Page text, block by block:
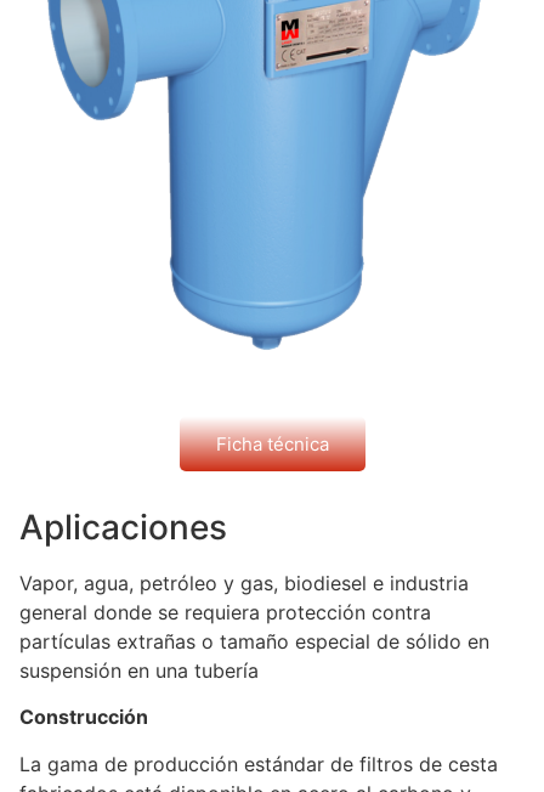
Ficha técnica
Aplicaciones
Vapor, agua, petróleo y gas, biodiesel e industria
general donde se requiera protección contra
partículas extrañas o tamaño especial de sólido en
suspensión en una tubería
Construcción
La gama de producción estándar de filtros de cesta